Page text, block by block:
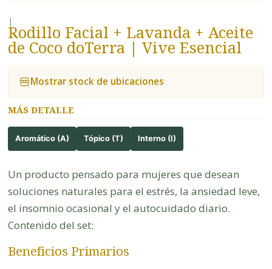
|
Rodillo Facial + Lavanda + Aceite
de Coco doTerra | Vive Esencial
Mostrar stock de ubicaciones
MÁS DETALLE
Aromático (A) Tópico (T) Interno (I)
Un producto pensado para mujeres que desean
soluciones naturales para el estrés, la ansiedad leve,
el insomnio ocasional y el autocuidado diario.
Contenido del set:
Beneficios Primarios